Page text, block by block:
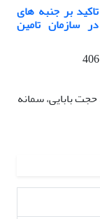
بر جنبه های
سازمان تامین
بابایی، سمانه